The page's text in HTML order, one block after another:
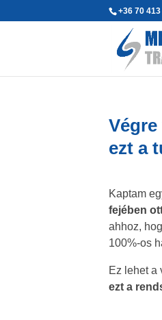
+36 70
ezt a
Kaptam
fejében
ahhoz,
100%-os
Ez lehet a
ezt a